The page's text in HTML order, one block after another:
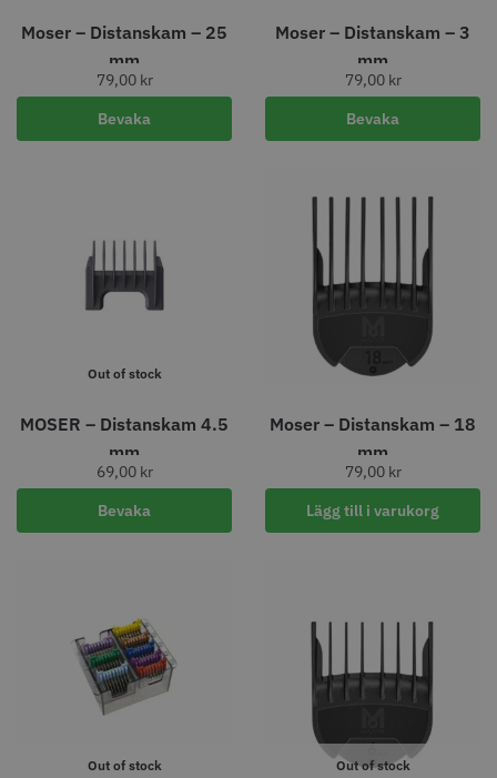
Moser – Distanskam – 25
mm
79,00 kr
Bevaka
Moser – Distanskam – 3
mm
79,00 kr
Bevaka
Out of stock
MOSER – Distanskam 4.5
mm
69,00 kr
Bevaka
Moser – Distanskam – 18
mm
79,00 kr
Lägg till i varukorg
Out of stock Out of stock
Comair toppapper vikta - 70 mm
x 50 mm - 500 st
59.00 kr
STORSÄLJARE
Jaguar Pre Style Relax Slice 5.5
659.00 kr
Info Köp
Solidcos - Klippkappa med
299.00 kr
Solidcos Wolf 27T - 5.5"
499.00 kr
Köp